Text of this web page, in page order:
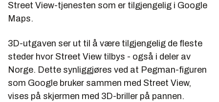
Street View-tjenesten som er tilgjengelig i Google
Maps.
3D-utgaven ser ut til å være tilgjengelig de fleste
steder hvor Street View tilbys - også i deler av
Norge. Dette synliggjøres ved at Pegman-figuren
som Google bruker sammen med Street View,
vises på skjermen med 3D-briller på pannen.